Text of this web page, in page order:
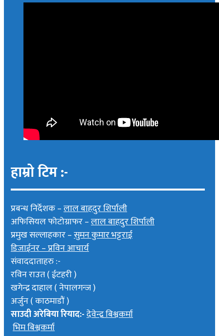
हाम्रो टिम :-
प्रबन्ध निर्देशक –लाल बाहदुर शिर्पाली
अफिसियल फोटोग्राफर –लाल बाहदुर शिर्पाली
प्रमुख सल्लाहकार –सुमन कुमार भट्टराई
डिजाईनर – प्रविन आचार्य
संवाददाताहरु :-
रविन राउत ( ईटहरी )
खगेन्द्र दाहाल ( नेपालगन्ज )
अर्जुन ( काठमाडौं )
साउदी अरेबिया रियाद:-देवेन्द्र बिश्वकर्मा
भिम बिश्वकर्मा